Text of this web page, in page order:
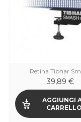
Retina Tibhar
39,89 €
AGGIUNGI
CARRELLO